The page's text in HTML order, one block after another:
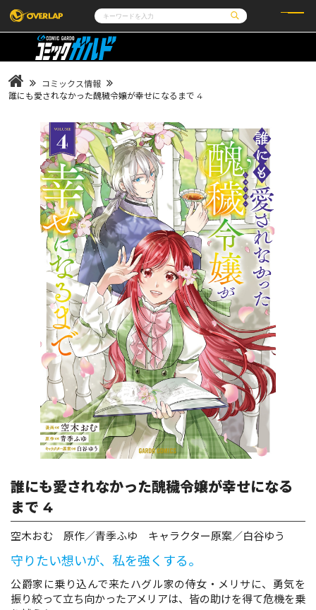
コミック
LiQulle
ラブパルフェ
ライトノベル
ロサージュノベルス
その他
ゲーム
通販・NEWS
企業
会社概要
採用情報
アクセス
オーバーラップホールディングス
お問い合わせはこちら
オーバーラップ文庫
オーバーラップノベルス
オーバーラップノベルスf
ロサージュノベルス
コミックガルド
リキューレ
コミックス情報
誰にも愛されなかった醜穢令嬢が幸せになるまで 4
誰にも愛されなかった醜穢令嬢が幸せになる
まで 4
空木おむ 原作／青季ふゆ キャラクター原案／白谷ゆう
守りたい想いが、私を強くする。
公爵家に乗り込んで来たハグル家の侍女・メリサに、勇気を
振り絞って立ち向かったアメリアは、皆の助けを得て危機を乗